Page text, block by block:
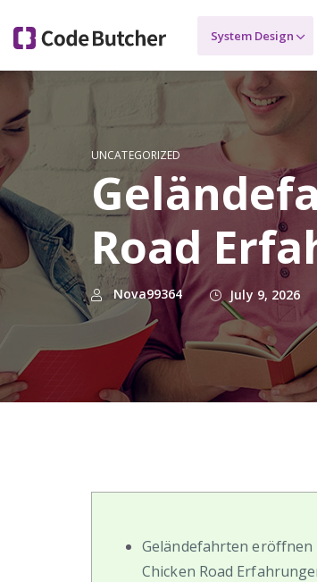
UNCATEGORIZED
Road
Nova99364 July 9, 2026
Geländefahrten eröffnen
Chicken Road